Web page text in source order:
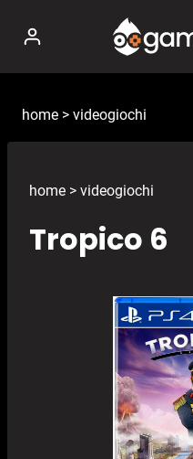
contenuto
home > videogiochi
home > videogiochi
Tropico 6